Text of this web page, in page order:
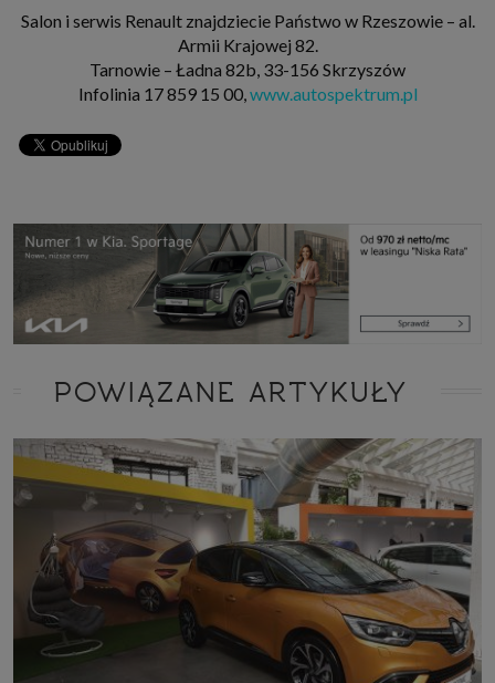
oraz prawo do wniesienia skargi do organu nadzorczego, którym w Polsce
jest Prezes Urzędu Ochrony Danych Osobowych.
znajdziesz dodatkowe informacje dotyczące przetwarzania danych i
Twoich uprawnień.
Salon i serwis Renault znajdziecie Państwo w Rzeszowie – al.
Armii Krajowej 82.
Tarnowie – Ładna 82b, 33-156 Skrzyszów
Infolinia 17 859 15 00,www.autospektrum.pl
POWIĄZANE ARTYKUŁY